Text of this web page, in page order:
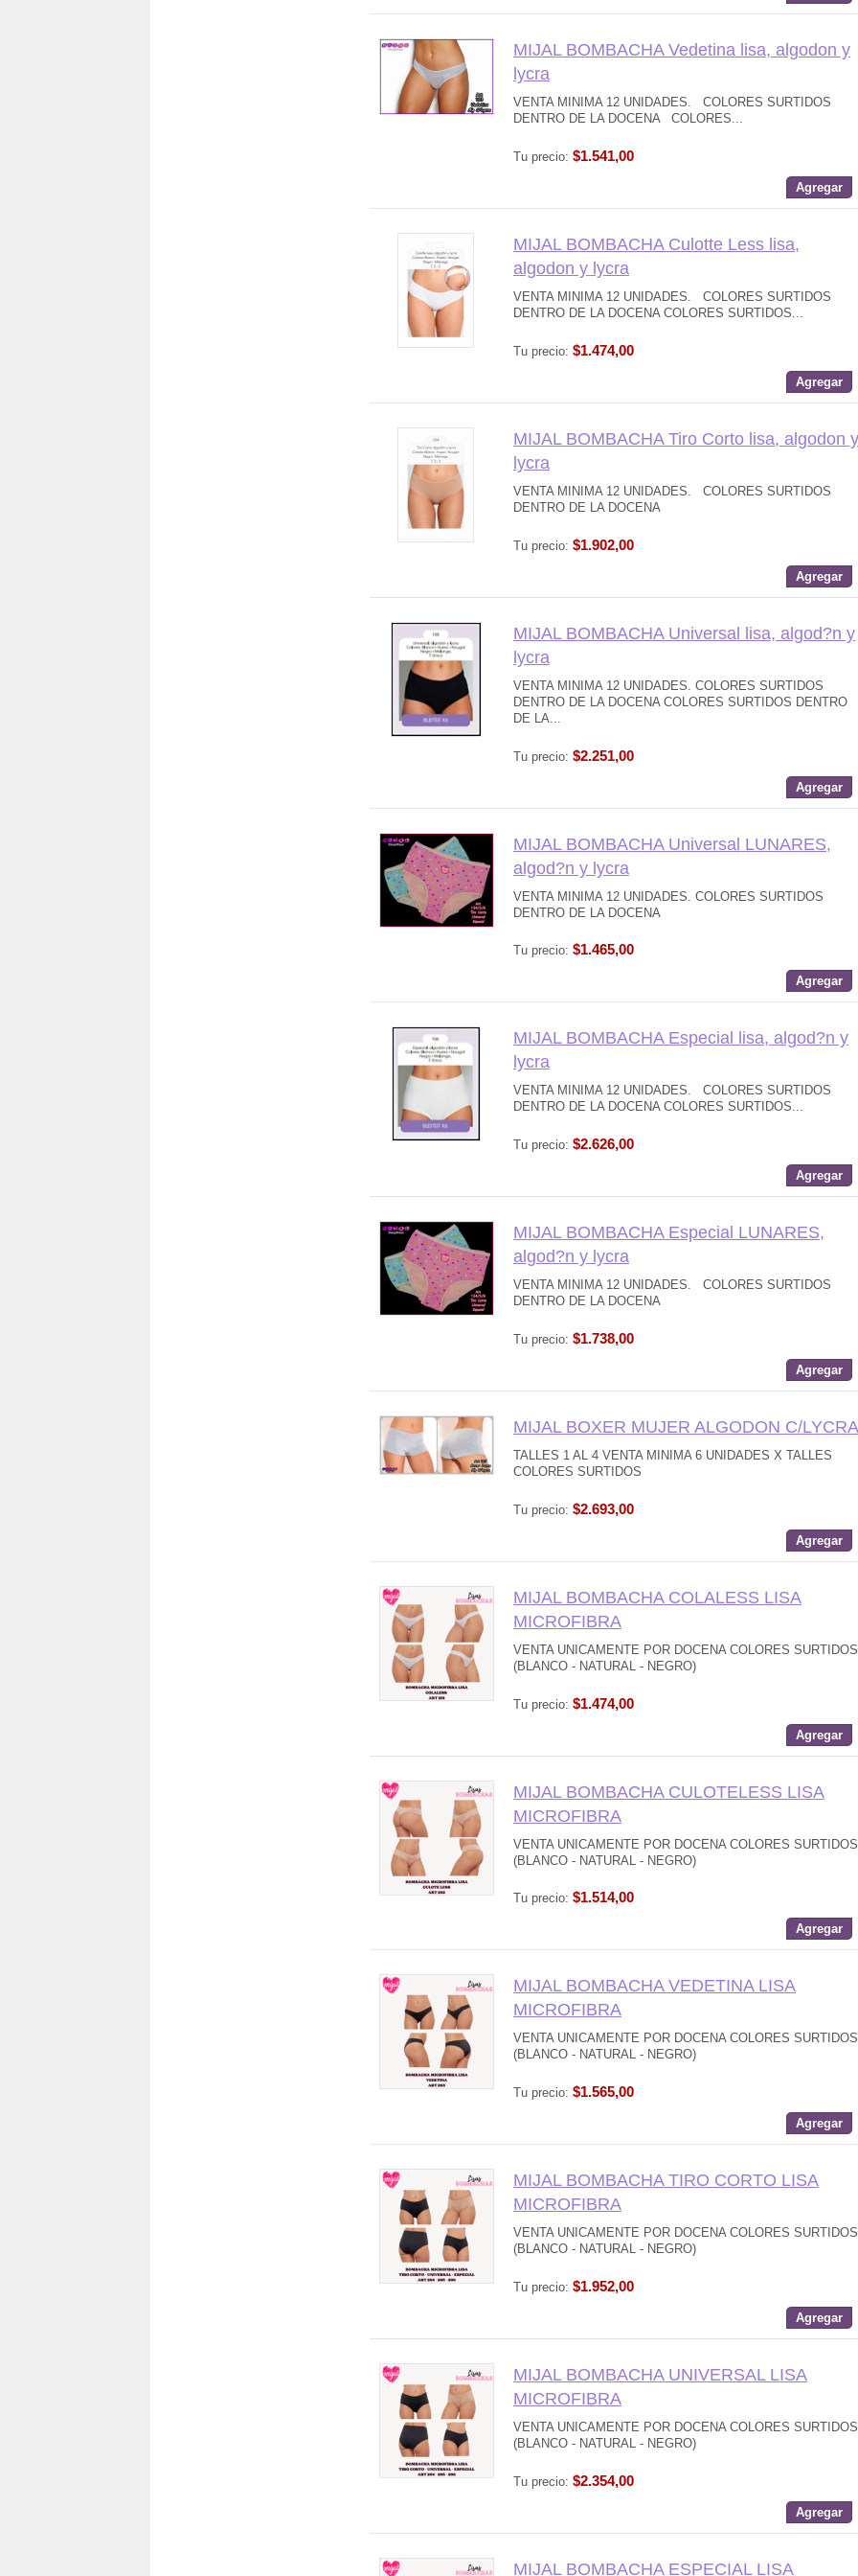
MIJAL BOMBACHA Vedetina lisa, algodon y
lycra
VENTA MINIMA 12 UNIDADES. COLORES SURTIDOS
DENTRO DE LA DOCENA COLORES...
Tu precio: $1.541,00
Agregar
MIJAL BOMBACHA Culotte Less lisa,
algodon y lycra
VENTA MINIMA 12 UNIDADES. COLORES SURTIDOS
DENTRO DE LA DOCENA COLORES SURTIDOS...
Tu precio: $1.474,00
Agregar
MIJAL BOMBACHA Tiro Corto lisa, algodon y
lycra
VENTA MINIMA 12 UNIDADES. COLORES SURTIDOS
DENTRO DE LA DOCENA
Tu precio: $1.902,00
Agregar
MIJAL BOMBACHA Universal lisa, algod?n y
lycra
VENTA MINIMA 12 UNIDADES. COLORES SURTIDOS
DENTRO DE LA DOCENA COLORES SURTIDOS DENTRO
DE LA...
Tu precio: $2.251,00
Agregar
MIJAL BOMBACHA Universal LUNARES,
algod?n y lycra
VENTA MINIMA 12 UNIDADES. COLORES SURTIDOS
DENTRO DE LA DOCENA
Tu precio: $1.465,00
Agregar
MIJAL BOMBACHA Especial lisa, algod?n y
lycra
VENTA MINIMA 12 UNIDADES. COLORES SURTIDOS
DENTRO DE LA DOCENA COLORES SURTIDOS...
Tu precio: $2.626,00
Agregar
MIJAL BOMBACHA Especial LUNARES,
algod?n y lycra
VENTA MINIMA 12 UNIDADES. COLORES SURTIDOS
DENTRO DE LA DOCENA
Tu precio: $1.738,00
Agregar
MIJAL BOXER MUJER ALGODON C/LYCRA
TALLES 1 AL 4 VENTA MINIMA 6 UNIDADES X TALLES
COLORES SURTIDOS
Tu precio: $2.693,00
Agregar
MIJAL BOMBACHA COLALESS LISA
MICROFIBRA
VENTA UNICAMENTE POR DOCENA COLORES SURTIDOS
(BLANCO - NATURAL - NEGRO)
Tu precio: $1.474,00
Agregar
MIJAL BOMBACHA CULOTELESS LISA
MICROFIBRA
VENTA UNICAMENTE POR DOCENA COLORES SURTIDOS
(BLANCO - NATURAL - NEGRO)
Tu precio: $1.514,00
Agregar
MIJAL BOMBACHA VEDETINA LISA
MICROFIBRA
VENTA UNICAMENTE POR DOCENA COLORES SURTIDOS
(BLANCO - NATURAL - NEGRO)
Tu precio: $1.565,00
Agregar
MIJAL BOMBACHA TIRO CORTO LISA
MICROFIBRA
VENTA UNICAMENTE POR DOCENA COLORES SURTIDOS
(BLANCO - NATURAL - NEGRO)
Tu precio: $1.952,00
Agregar
MIJAL BOMBACHA UNIVERSAL LISA
MICROFIBRA
VENTA UNICAMENTE POR DOCENA COLORES SURTIDOS
(BLANCO - NATURAL - NEGRO)
Tu precio: $2.354,00
Agregar
MIJAL BOMBACHA ESPECIAL LISA